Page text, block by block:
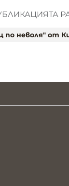
по неволя" от